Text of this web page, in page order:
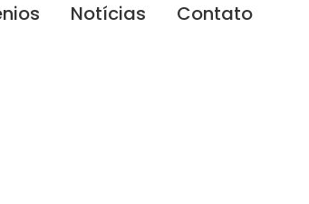
Notícias Contato